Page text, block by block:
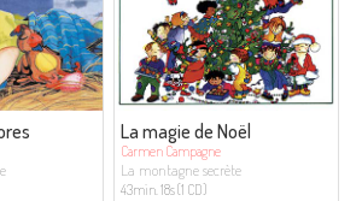
La magie de Noël
Carmen Campagne
La montagne secrète
43min. 18s (1 CD)